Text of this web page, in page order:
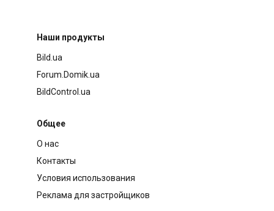
Наши продукты
Bild.ua
Forum.Domik.ua
BildControl.ua
Общее
О нас
Контакты
Условия использования
Реклама для застройщиков